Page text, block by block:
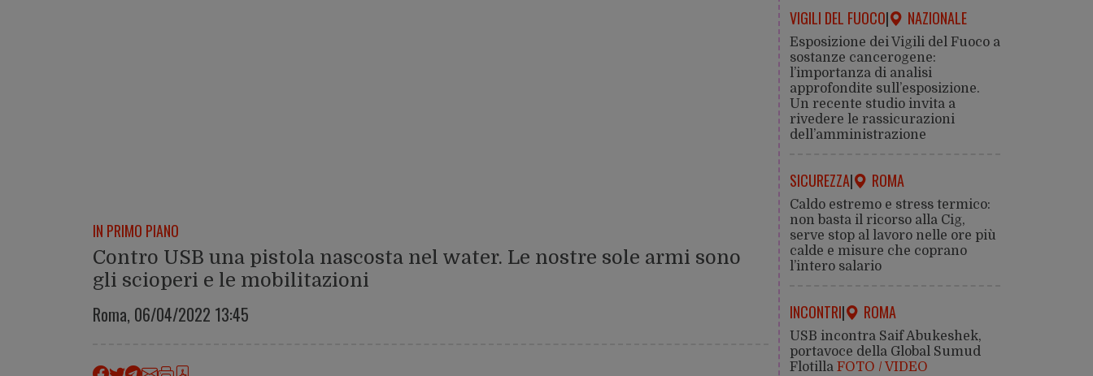
IN PRIMO PIANO
Contro USB una pistola nascosta nel water. Le nostre sole armi sono
gli scioperi e le mobilitazioni
Roma, 06/04/2022 13:45
VIGILI DEL FUOCO| NAZIONALE
Esposizione dei Vigili del Fuoco a
sostanze cancerogene:
l’importanza di analisi
approfondite sull’esposizione.
Un recente studio invita a
rivedere le rassicurazioni
dell’amministrazione
SICUREZZA| ROMA
Caldo estremo e stress termico:
non basta il ricorso alla Cig,
serve stop al lavoro nelle ore più
calde e misure che coprano
l’intero salario
INCONTRI| ROMA
USB incontra Saif Abukeshek,
portavoce della Global Sumud
Flotilla FOTO / VIDEO